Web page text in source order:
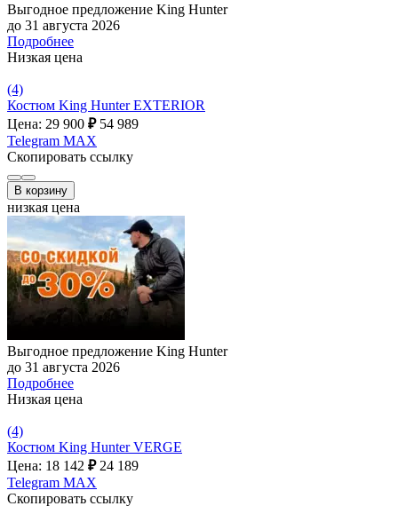
Выгодное предложение King Hunter
до 31 августа 2026
Подробнее
Низкая цена
(4)
Костюм King Hunter EXTERIOR
Цена: 29 900 ₽ 54 989
Telegram MAX
Скопировать ссылку
В корзину
низкая цена
Выгодное предложение King Hunter
до 31 августа 2026
Подробнее
Низкая цена
(4)
Костюм King Hunter VERGE
Цена: 18 142 ₽ 24 189
Telegram MAX
Скопировать ссылку